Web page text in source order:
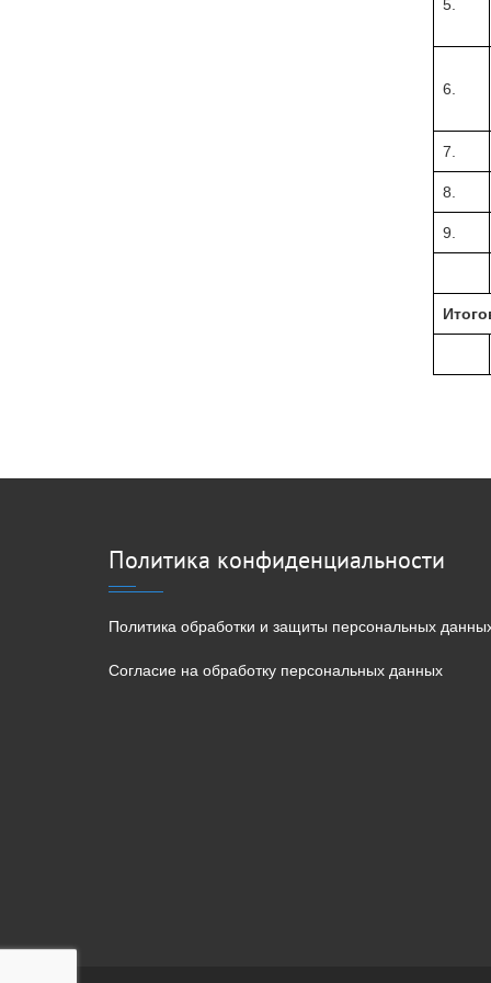
5.
6.
7.
8.
9.
Политика конфиденциальности
Политика обработки и защиты персональных
Согласие на обработку персональных данных